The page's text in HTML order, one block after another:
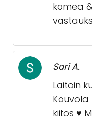
komea
Sari A.
Laitoin
kiitos ♥️